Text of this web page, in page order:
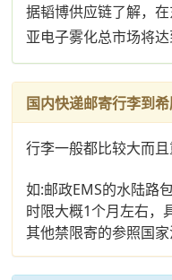
据韬博供应链了解，
亚电子雾化总市场将
国内快递邮寄行李到
行李一般都比较大而
如:邮政EMS的水陆路
时限大概1个月左右，
其他禁限寄的参照国